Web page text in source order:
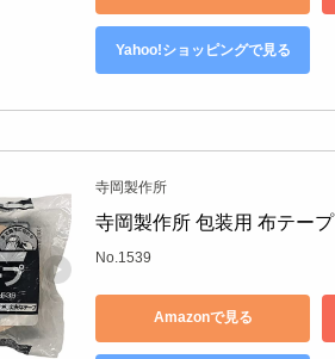
Yahoo!ショッピングで見る
寺岡製作所
寺岡製作所 包装用 布テー
No.1539
Amazonで見る